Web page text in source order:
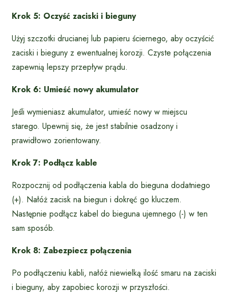
Krok 5: Oczyść zaciski i bieguny
Użyj szczotki drucianej lub papieru ściernego, aby oczyścić
zaciski i bieguny z ewentualnej korozji. Czyste połączenia
zapewnią lepszy przepływ prądu.
Krok 6: Umieść nowy akumulator
Jeśli wymieniasz akumulator, umieść nowy w miejscu
starego. Upewnij się, że jest stabilnie osadzony i
prawidłowo zorientowany.
Krok 7: Podłącz kable
Rozpocznij od podłączenia kabla do bieguna dodatniego
(+). Nałóż zacisk na biegun i dokręć go kluczem.
Następnie podłącz kabel do bieguna ujemnego (-) w ten
sam sposób.
Krok 8: Zabezpiecz połączenia
Po podłączeniu kabli, nałóż niewielką ilość smaru na zaciski
i bieguny, aby zapobiec korozji w przyszłości.